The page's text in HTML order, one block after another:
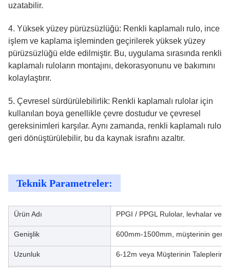
uzatabilir.
4. Yüksek yüzey pürüzsüzlüğü: Renkli kaplamalı rulo, ince
işlem ve kaplama işleminden geçirilerek yüksek yüzey
pürüzsüzlüğü elde edilmiştir. Bu, uygulama sırasında renkli
kaplamalı ruloların montajını, dekorasyonunu ve bakımını
kolaylaştırır.
5. Çevresel sürdürülebilirlik: Renkli kaplamalı rulolar için
kullanılan boya genellikle çevre dostudur ve çevresel
gereksinimleri karşılar. Aynı zamanda, renkli kaplamalı rulo
geri dönüştürülebilir, bu da kaynak israfını azaltır.
Teknik Parametreler:
Ürün Adı PPGI / PPGL Rulolar, levhalar ve
Genişlik 600mm-1500mm, müşterinin
Uzunluk 6-12m veya Müşterinin Taleplerine